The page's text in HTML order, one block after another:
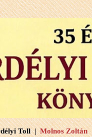
Toll | Molnos Zoltán